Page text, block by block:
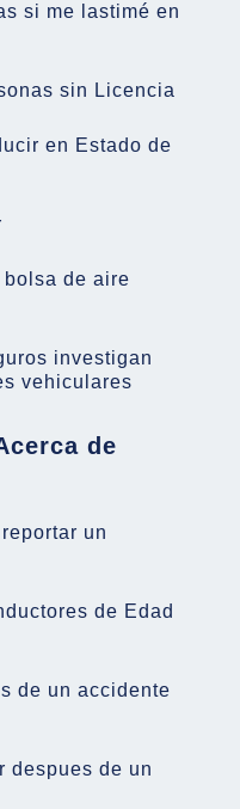
si me lastimé en
sin Licencia
en Estado de
de aire
investigan
vehiculares
de
un
de Edad
de un accidente
despues de un